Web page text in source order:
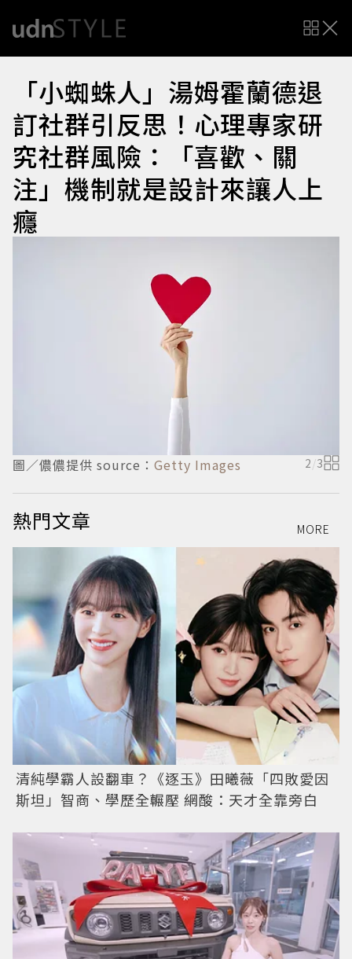
「小蜘蛛人」湯姆霍蘭德退
訂社群引反思！心理專家研
究社群風險：「喜歡、關
注」機制就是設計來讓人上
癮
圖／儂儂提供 source： Getty Images 2 /3
熱門文章 MORE
清純學霸人設翻車？《逐玉》田曦薇「四敗愛因
斯坦」智商、學歷全輾壓 網酸：天才全靠旁白